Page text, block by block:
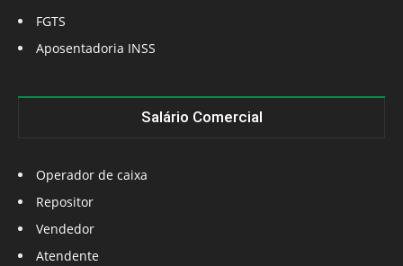
FGTS
Aposentadoria INSS
Salário Comercial
Operador de caixa
Repositor
Vendedor
Atendente